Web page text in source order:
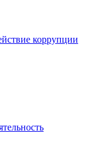
коррупции